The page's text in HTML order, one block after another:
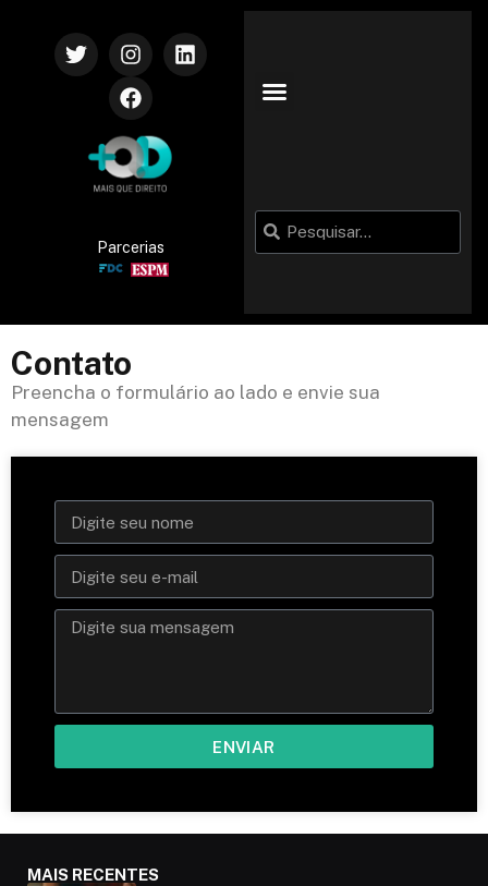
Parcerias
Contato
Preencha o formulário ao lado e envie sua
mensagem
ENVIAR
MAIS RECENTES